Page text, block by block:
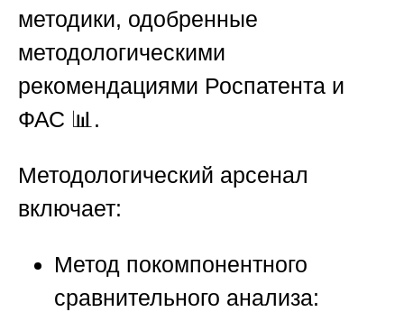
методики, одобренные
методологическими
рекомендациями Роспатента и
ФАС 📊.
Методологический арсенал
включает:
Метод покомпонентного
сравнительного анализа: